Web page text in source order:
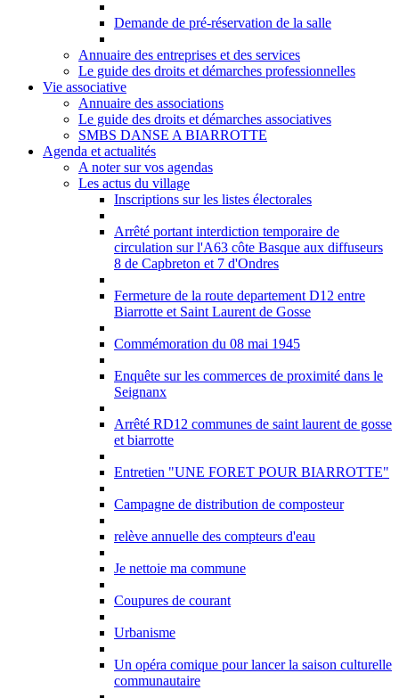
Demande de pré-réservation de la salle
Annuaire des entreprises et des services
Le guide des droits et démarches professionnelles
Vie associative
Annuaire des associations
Le guide des droits et démarches associatives
SMBS DANSE A BIARROTTE
Agenda et actualités
A noter sur vos agendas
Les actus du village
Inscriptions sur les listes électorales
Arrêté portant interdiction temporaire de
circulation sur l'A63 côte Basque aux diffuseurs
8 de Capbreton et 7 d'Ondres
Fermeture de la route departement D12 entre
Biarrotte et Saint Laurent de Gosse
Commémoration du 08 mai 1945
Enquête sur les commerces de proximité dans le
Seignanx
Arrêté RD12 communes de saint laurent de gosse
et biarrotte
Entretien "UNE FORET POUR BIARROTTE"
Campagne de distribution de composteur
relève annuelle des compteurs d'eau
Je nettoie ma commune
Coupures de courant
Urbanisme
Un opéra comique pour lancer la saison culturelle
communautaire